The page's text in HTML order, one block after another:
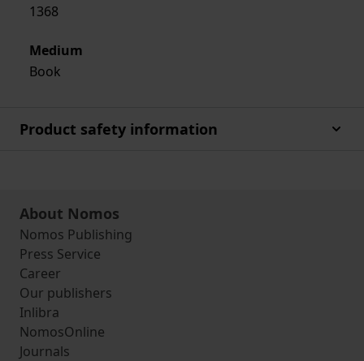
1368
Medium
Book
Product safety information
About Nomos
Nomos Publishing
Press Service
Career
Our publishers
Inlibra
NomosOnline
Journals